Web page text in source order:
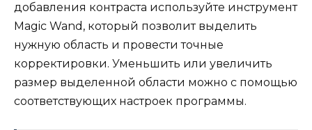
добавления контраста используйте инструмент
Magic Wand, который позволит выделить
нужную область и провести точные
корректировки. Уменьшить или увеличить
размер выделенной области можно с помощью
соответствующих настроек программы.